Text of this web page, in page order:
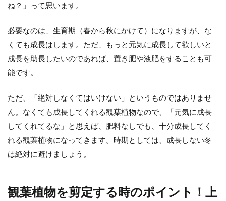
は水・日光・植替えと対処法
大きな葉っぱが特徴的なモンステラは育てや
すいこともあり観葉植物の中でも人気があり
ね？」って思います。
必要なのは、生育期（春から秋にかけて）になりますが、な
くても成長はします。ただ、もっと元気に成長して欲しいと
成長を助長したいのであれば、置き肥や液肥をすることも可
能です。
ただ、「絶対しなくてはいけない」というものではありませ
ん。なくても成長してくれる観葉植物なので、「元気に成長
してくれてるな」と思えば、肥料なしでも、十分成長してく
れる観葉植物になってきます。時期としては、成長しない冬
は絶対に避けましょう。
観葉植物を剪定する時のポイント！上